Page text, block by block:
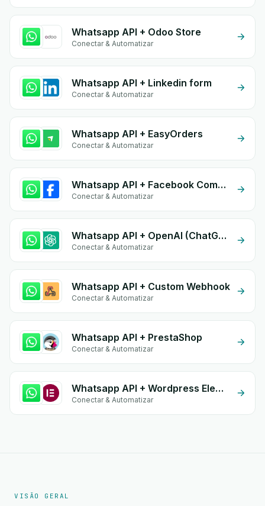
Whatsapp API + Odoo Store
Conectar & Automatizar
Whatsapp API + Linkedin form
Conectar & Automatizar
Whatsapp API + EasyOrders
Conectar & Automatizar
Whatsapp API + Facebook Commerce
Conectar & Automatizar
Whatsapp API + OpenAI (ChatGPT)
Conectar & Automatizar
Whatsapp API + Custom Webhook
Conectar & Automatizar
Whatsapp API + PrestaShop
Conectar & Automatizar
Whatsapp API + Wordpress Elementor
Conectar & Automatizar
VISÃO GERAL